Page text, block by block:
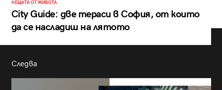
НЕЩАТА ОТ ЖИВОТА
City Guide: две тераси в София, от които
да се насладиш на лятото
Следва